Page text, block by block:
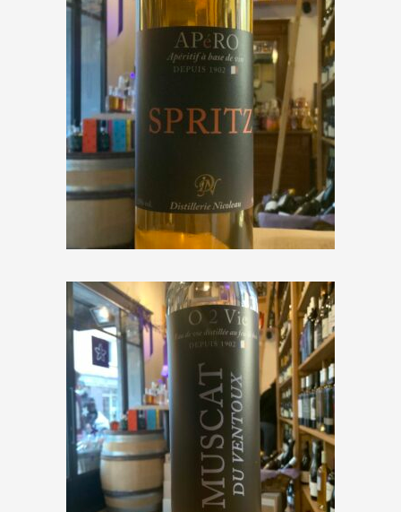
Distillerie Nicoleau « APéRO
Spritz »
€25,00
Distillerie Nicoleau « O 2 Vie
Muscat du Ventoux »